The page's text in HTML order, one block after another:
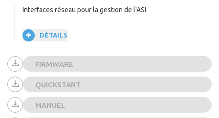
Interfaces réseau pour la gestion de l'ASI
DÉTAILS
FIRMWARE
QUICKSTART
MANUEL